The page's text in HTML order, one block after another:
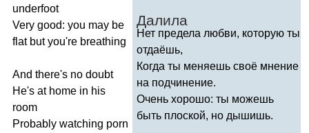
underfoot
Very good: you may be
flat but you're breathing
And there's no doubt
He's at home in his
room
Probably watching porn
Далила
Нет предела любви, которую ты
отдаёшь,
Когда ты меняешь своё мнение
на подчинение.
Очень хорошо: ты можешь
быть плоской, но дышишь.